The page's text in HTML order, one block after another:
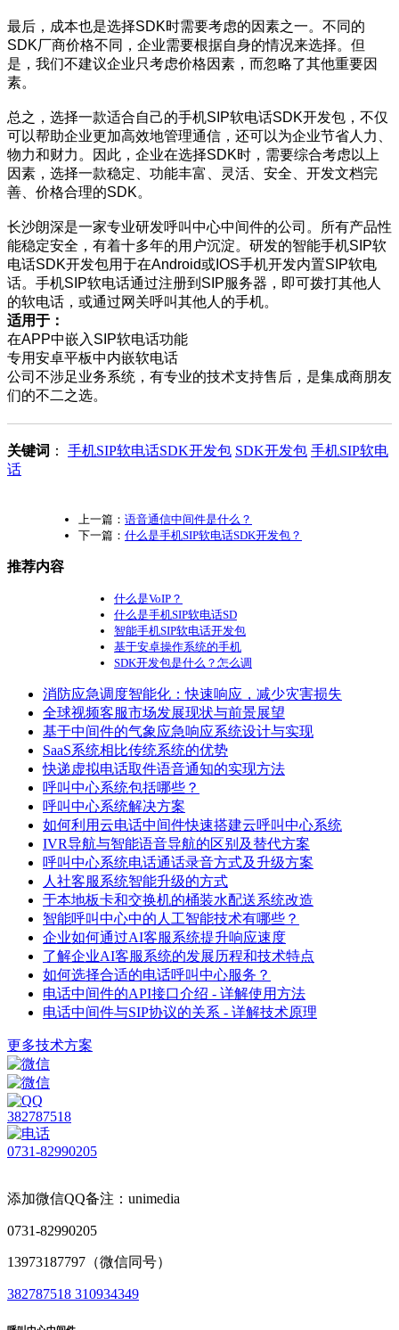
最后，成本也是选择SDK时需要考虑的因素之一。不同的
SDK厂商价格不同，企业需要根据自身的情况来选择。但
是，我们不建议企业只考虑价格因素，而忽略了其他重要因
素。
总之，选择一款适合自己的手机SIP软电话SDK开发包，不仅
可以帮助企业更加高效地管理通信，还可以为企业节省人力、
物力和财力。因此，企业在选择SDK时，需要综合考虑以上
因素，选择一款稳定、功能丰富、灵活、安全、开发文档完
善、价格合理的SDK。
长沙朗深是一家专业研发呼叫中心中间件的公司。所有产品性
能稳定安全，有着十多年的用户沉淀。研发的智能手机SIP软
电话SDK开发包用于在Android或IOS手机开发内置SIP软电
话。手机SIP软电话通过注册到SIP服务器，即可拨打其他人
的软电话，或通过网关呼叫其他人的手机。
适用于：
在APP中嵌入SIP软电话功能
专用安卓平板中内嵌软电话
公司不涉足业务系统，有专业的技术支持售后，是集成商朋友
们的不二之选。
关键词 ： 手机SIP软电话SDK开发包 SDK开发包 手机SIP软电
话
上一篇： 语音通信中间件是什么？
下一篇： 什么是手机SIP软电话SDK开发包？
推荐内容
什么是VoIP？
什么是手机SIP软电话SD
智能手机SIP软电话开发包
基于安卓操作系统的手机
SDK开发包是什么？怎么调
消防应急调度智能化：快速响应，减少灾害损失
全球视频客服市场发展现状与前景展望
基于中间件的气象应急响应系统设计与实现
SaaS系统相比传统系统的优势
快递虚拟电话取件语音通知的实现方法
呼叫中心系统包括哪些？
呼叫中心系统解决方案
如何利用云电话中间件快速搭建云呼叫中心系统
IVR导航与智能语音导航的区别及替代方案
呼叫中心系统电话通话录音方式及升级方案
人社客服系统智能升级的方式
于本地板卡和交换机的桶装水配送系统改造
智能呼叫中心中的人工智能技术有哪些？
企业如何通过AI客服系统提升响应速度
了解企业AI客服系统的发展历程和技术特点
如何选择合适的电话呼叫中心服务？
电话中间件的API接口介绍 - 详解使用方法
电话中间件与SIP协议的关系 - 详解技术原理
更多技术方案
382787518
0731-82990205
添加微信QQ备注：unimedia
0731-82990205
13973187797（微信同号）
382787518 310934349